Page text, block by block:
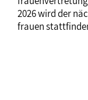
2026 wird der
frauen